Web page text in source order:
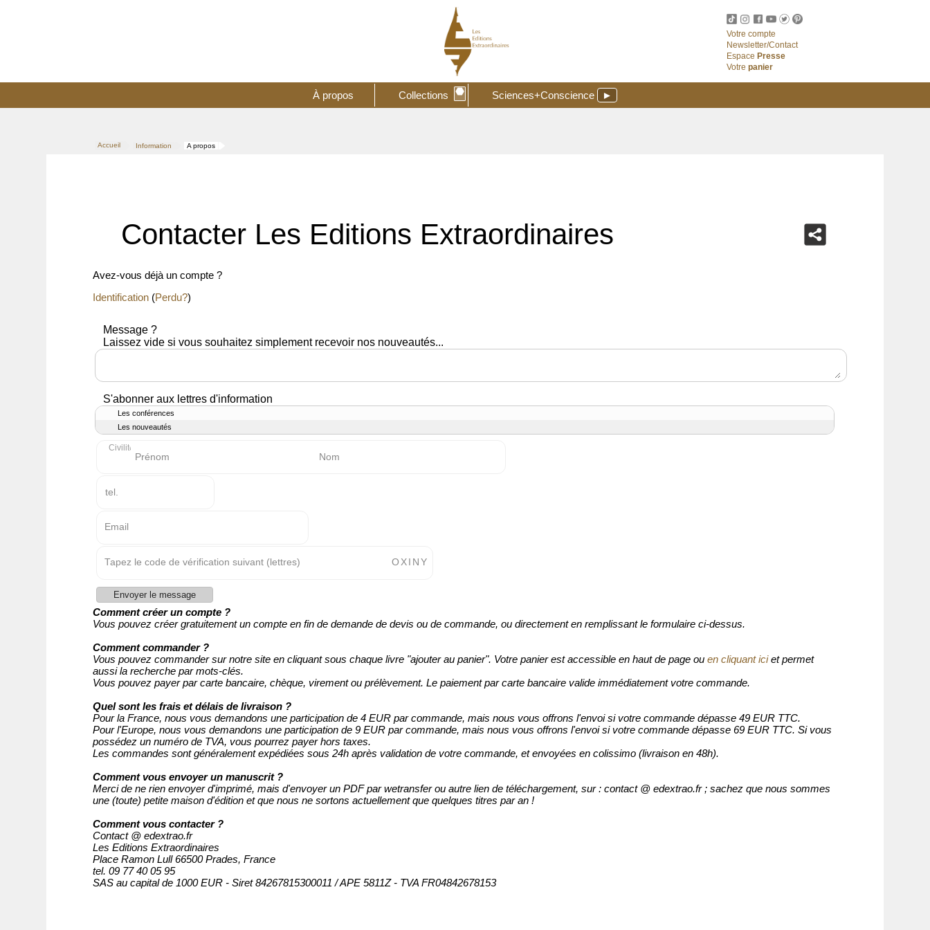
Votre compte
Newsletter/Contact
Espace Presse
Votre panier
À propos Collections ⬣ Sciences+Conscience ►
Accueil Information A propos
Contacter Les Editions Extraordinaires
Avez-vous déjà un compte ?
Identification (Perdu?)
Message ?
Laissez vide si vous souhaitez simplement recevoir nos nouveautés...
S'abonner aux lettres d'information
Les conférences
Les nouveautés
Civilité
Prénom Nom
tel.
Email
Tapez le code de vérification suivant (lettres) Y
N
X
O
Comment créer un compte ?
Vous pouvez créer gratuitement un compte en fin de demande de devis ou de commande, ou directement en remplissant le formulaire ci-dessus.
Comment commander ?
Vous pouvez commander sur notre site en cliquant sous chaque livre "ajouter au panier". Votre panier est accessible en haut de page ouen cliquant iciet permet
aussi la recherche par mots-clés.
Vous pouvez payer par carte bancaire, chèque, virement ou prélèvement. Le paiement par carte bancaire valide immédiatement votre commande.
Quel sont les frais et délais de livraison ?
Pour la France, nous vous demandons une participation de 4 EUR par commande, mais nous vous offrons l'envoi si votre commande dépasse 49 EUR TTC.
Pour l'Europe,nous vous demandons une participation de 9 EUR par commande, mais nous vous offrons l'envoi si votre commande dépasse 69 EUR TTC. Si vous
possédez un numéro de TVA, vous pourrez payer hors taxes.
Les commandes sont généralement expédiées sous 24h après validation de votre commande, et envoyées en colissimo (livraison en 48h).
Comment vous envoyer un manuscrit ?
Merci de ne rien envoyer d'imprimé, mais d'envoyer un PDF par wetransfer ou autre lien de téléchargement, sur : contact @ edextrao.fr ; sachez que nous sommes
une (toute) petite maison d'édition et que nous ne sortons actuellement que quelques titres par an !
Comment vous contacter ?
Contact @ edextrao.fr
Les Editions Extraordinaires
Place Ramon Lull 66500 Prades, France
tel. 09 77 40 05 95
SAS au capital de 1000 EUR - Siret 84267815300011 / APE 5811Z - TVA FR04842678153